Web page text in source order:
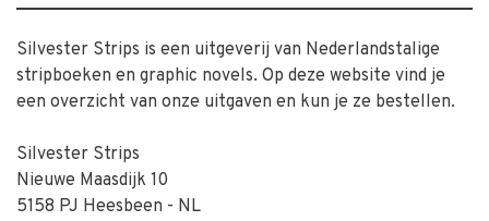
Silvester Strips is een uitgeverij van Nederlandstalige
stripboeken en graphic novels. Op deze website vind je
een overzicht van onze uitgaven en kun je ze bestellen.
Silvester Strips
Nieuwe Maasdijk 10
5158 PJ Heesbeen - NL